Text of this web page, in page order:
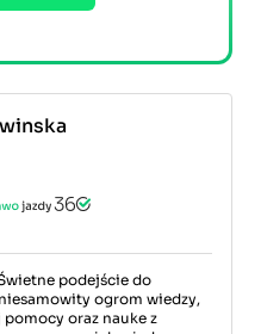
podejście do
ogrom wiedzy,
oraz nauke z